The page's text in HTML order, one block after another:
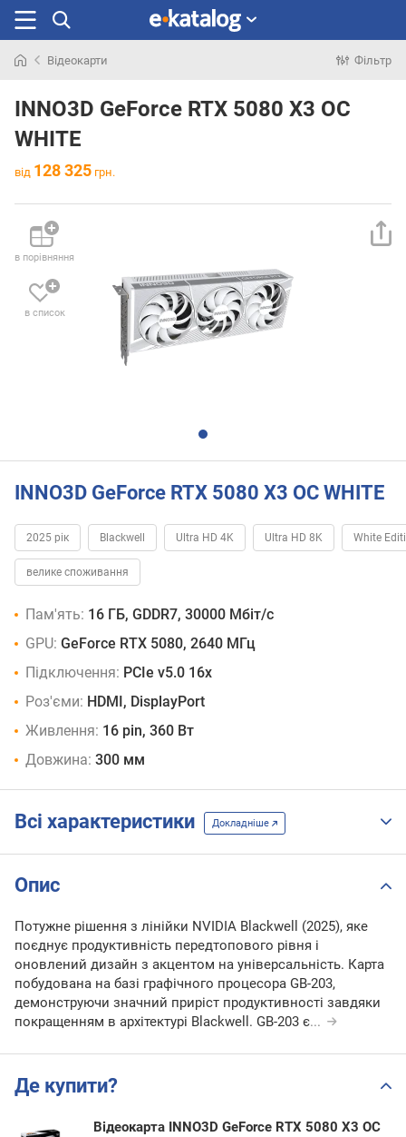
раніше
Відеокарти Фільтр
INNO3D GeForce RTX 5080 X3 OC
WHITE
від 128 325 грн.
в порівняння
в список
INNO3D GeForce RTX 5080 X3 OC WHITE
2025 рік Blackwell Ultra HD 4K Ultra HD 8K White
велике споживання
Пам'ять: 16 ГБ, GDDR7, 30000 Мбіт/с
GPU: GeForce RTX 5080, 2640 МГц
Підключення: PCIe v5.0 16x
Роз'єми: HDMI, DisplayPort
Живлення: 16 pin, 360 Вт
Довжина: 300 мм
Всі характеристики Докладніше
Опис
Потужне рішення з лінійки NVIDIA Blackwell (2025), яке
поєднує продуктивність передтопового рівня і
оновлений дизайн з акцентом на універсальність. Карта
побудована на базі графічного процесора GB-203,
демонструючи значний приріст продуктивності завдяки
покращенням в архітектурі Blackwell. GB-203 є...
Де купити?
Відеокарта INNO3D GeForce RTX 5080 X3 OC